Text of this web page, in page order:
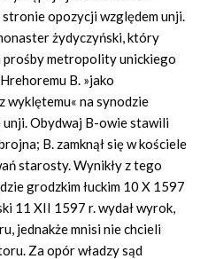
opozycji względem unji.
żydyczyński, który
metropolity unickiego
B. »jako
wyklętemu« na synodzie
unji. Obydwaj B-owie stawili
B. zamknął się w kościele
starosty. Wynikły z tego
grodzkim łuckim 10 X 1597
11 XII 1597 r. wydał wyrok,
jednakże mnisi nie chcieli
Za opór władzy sąd